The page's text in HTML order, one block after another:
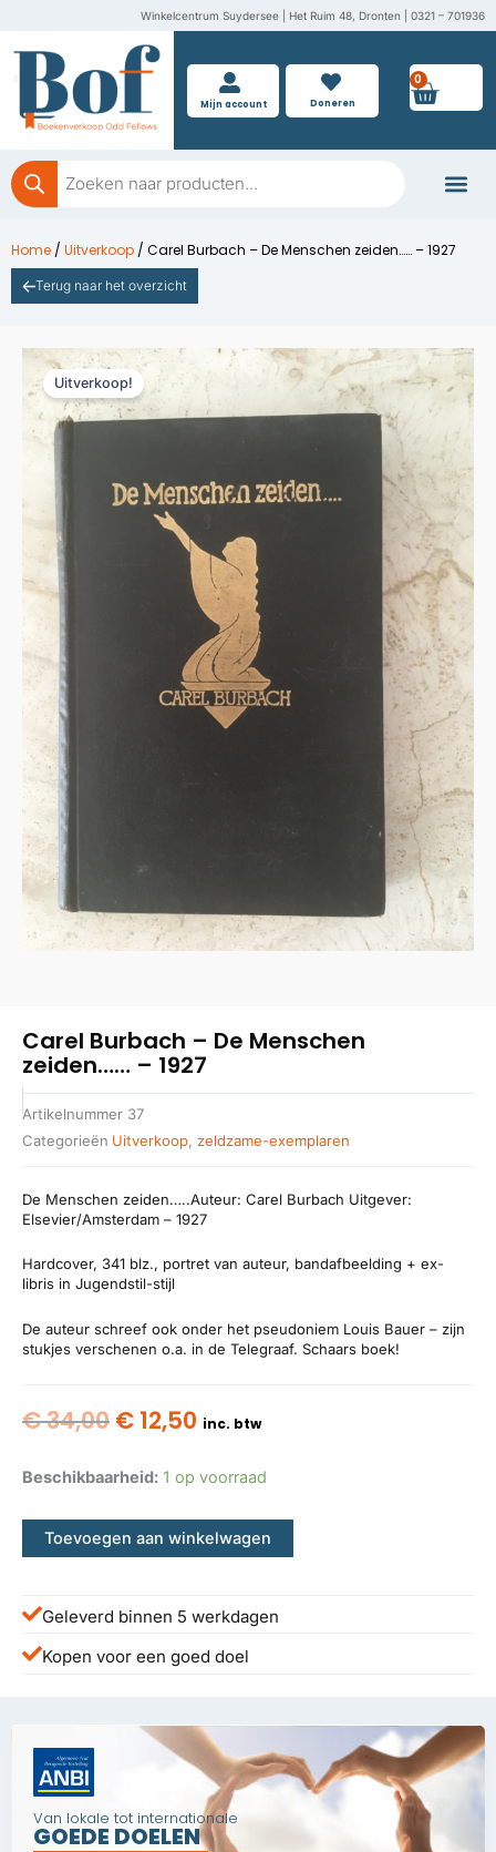
inhoud
Winkelcentrum Suydersee | Het Ruim 48, Dronten | 0321 – 701936
Mijn account Doneren
0
Producten
zoeken
Home / Uitverkoop / Carel Burbach – De Menschen zeiden…… – 1927
Terug naar het overzicht
Uitverkoop!
Carel Burbach – De Menschen
zeiden…… – 1927
Artikelnummer 37
Categorieën Uitverkoop zeldzame-exemplaren
De Menschen zeiden…..Auteur: Carel Burbach Uitgever:
Elsevier/Amsterdam – 1927
Hardcover, 341 blz., portret van auteur, bandafbeelding + ex-
libris in Jugendstil-stijl
De auteur schreef ook onder het pseudoniem Louis Bauer – zijn
stukjes verschenen o.a. in de Telegraaf. Schaars boek!
€34,00 Oorspronkelijke
was:
€ 12,50 Huidige
is:
inc. btw
Beschikbaarheid: 1 op voorraad
Toevoegen aan winkelwagen
Geleverd binnen 5 werkdagen
Kopen voor een goed doel
Van lokale tot internationale
GOEDE DOELEN